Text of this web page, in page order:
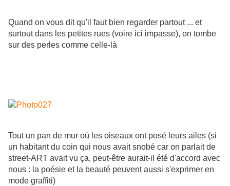
Quand on vous dit qu'il faut bien regarder partout ... et
surtout dans les petites rues (voire ici impasse), on tombe
sur des perles comme celle-là
Tout un pan de mur où les oiseaux ont posé leurs ailes (si
un habitant du coin qui nous avait snobé car on parlait de
street-ART avait vu ça, peut-être aurait-il été d'accord avec
nous : la poésie et la beauté peuvent aussi s'exprimer en
mode graffiti)